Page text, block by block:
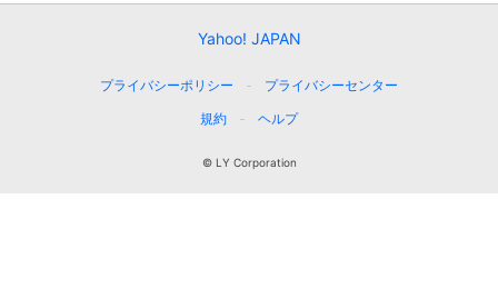
Yahoo! JAPAN
プライバシーポリシー
プライバシーセンター
規約
ヘルプ
© LY Corporation